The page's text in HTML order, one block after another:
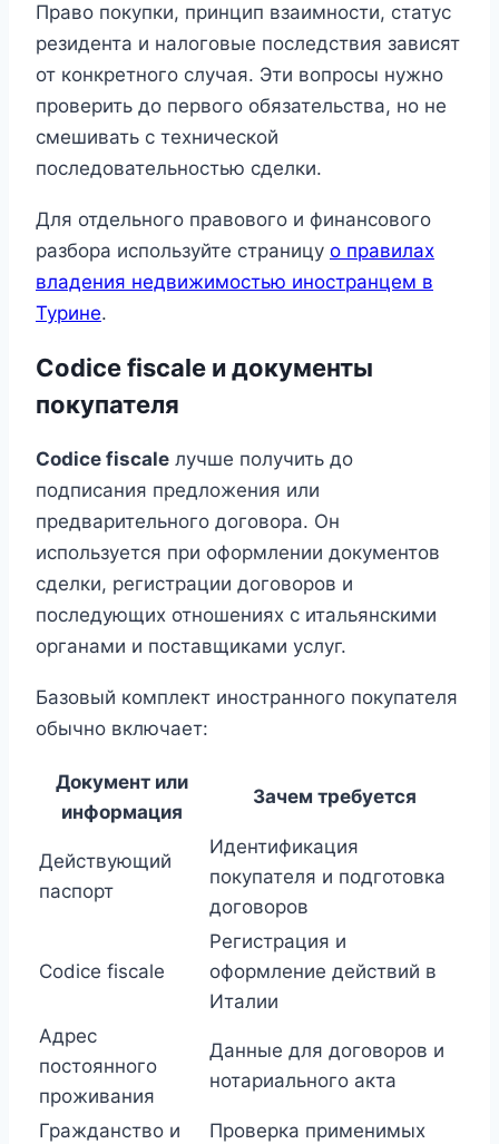
Право покупки, принцип взаимности, статус
резидента и налоговые последствия зависят
от конкретного случая. Эти вопросы нужно
проверить до первого обязательства, но не
смешивать с технической
последовательностью сделки.
Для отдельного правового и финансового
разбора используйте страницу о правилах
владения недвижимостью иностранцем в
Турине.
Codice fiscale и документы
покупателя
Codice fiscale лучше получить до
подписания предложения или
предварительного договора. Он
используется при оформлении документов
сделки, регистрации договоров и
последующих отношениях с итальянскими
органами и поставщиками услуг.
Базовый комплект иностранного покупателя
обычно включает:
Документ или
информация
Зачем требуется
Действующий
паспорт
Идентификация
покупателя и подготовка
договоров
Codice fiscale
Регистрация и
оформление действий в
Италии
Адрес
постоянного
проживания
Данные для договоров и
нотариального акта
Гражданство и
Проверка применимых